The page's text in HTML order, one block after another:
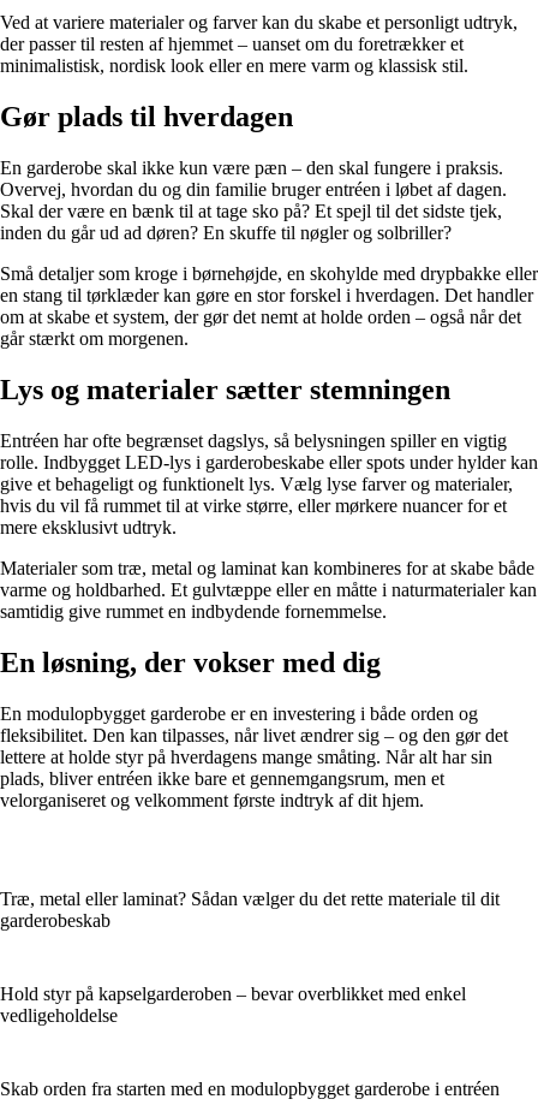
Ved at variere materialer og farver kan du skabe et personligt udtryk,
der passer til resten af hjemmet – uanset om du foretrækker et
minimalistisk, nordisk look eller en mere varm og klassisk stil.
Gør plads til hverdagen
En garderobe skal ikke kun være pæn – den skal fungere i praksis.
Overvej, hvordan du og din familie bruger entréen i løbet af dagen.
Skal der være en bænk til at tage sko på? Et spejl til det sidste tjek,
inden du går ud ad døren? En skuffe til nøgler og solbriller?
Små detaljer som kroge i børnehøjde, en skohylde med drypbakke eller
en stang til tørklæder kan gøre en stor forskel i hverdagen. Det handler
om at skabe et system, der gør det nemt at holde orden – også når det
går stærkt om morgenen.
Lys og materialer sætter stemningen
Entréen har ofte begrænset dagslys, så belysningen spiller en vigtig
rolle. Indbygget LED-lys i garderobeskabe eller spots under hylder kan
give et behageligt og funktionelt lys. Vælg lyse farver og materialer,
hvis du vil få rummet til at virke større, eller mørkere nuancer for et
mere eksklusivt udtryk.
Materialer som træ, metal og laminat kan kombineres for at skabe både
varme og holdbarhed. Et gulvtæppe eller en måtte i naturmaterialer kan
samtidig give rummet en indbydende fornemmelse.
En løsning, der vokser med dig
En modulopbygget garderobe er en investering i både orden og
fleksibilitet. Den kan tilpasses, når livet ændrer sig – og den gør det
lettere at holde styr på hverdagens mange småting. Når alt har sin
plads, bliver entréen ikke bare et gennemgangsrum, men et
velorganiseret og velkomment første indtryk af dit hjem.
Træ, metal eller laminat? Sådan vælger du det rette materiale til dit
garderobeskab
Hold styr på kapselgarderoben – bevar overblikket med enkel
vedligeholdelse
Skab orden fra starten med en modulopbygget garderobe i entréen